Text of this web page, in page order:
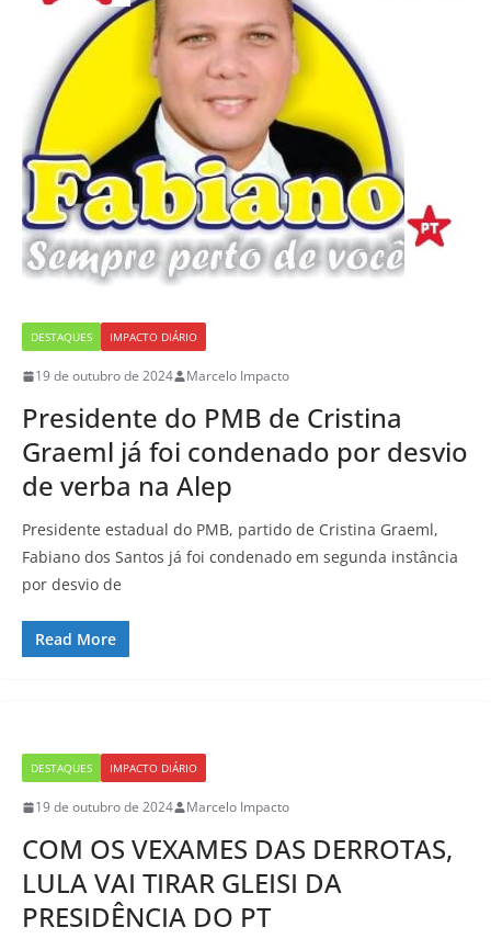
DESTAQUES IMPACTO DIÁRIO
19 de outubro de 2024 Marcelo Impacto
Presidente do PMB de Cristina
Graeml já foi condenado por desvio
de verba na Alep
Presidente estadual do PMB, partido de Cristina Graeml,
Fabiano dos Santos já foi condenado em segunda instância
por desvio de
Read More
DESTAQUES IMPACTO DIÁRIO
19 de outubro de 2024 Marcelo Impacto
COM OS VEXAMES DAS DERROTAS,
LULA VAI TIRAR GLEISI DA
PRESIDÊNCIA DO PT